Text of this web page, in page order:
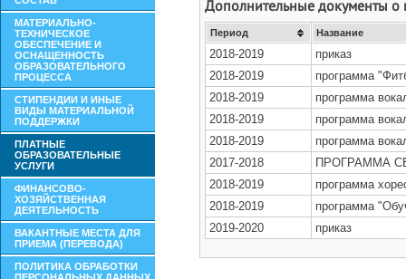
МАТЕРИАЛЬНО-
ТЕХНИЧЕСКОЕ
ОБЕСПЕЧЕНИЕ И
ОСНАЩЕННОСТЬ
ОБРАЗОВАТЕЛЬНОГО
ПРОЦЕССА
СТИПЕНДИИ И ИНЫЕ
ВИДЫ МАТЕРИАЛЬНОЙ
ПОДДЕРЖКИ
ПЛАТНЫЕ
ОБРАЗОВАТЕЛЬНЫЕ
УСЛУГИ
ФИНАНСОВО-
ХОЗЯЙСТВЕННАЯ
ДЕЯТЕЛЬНОСТЬ
ВАКАНТНЫЕ МЕСТА ДЛЯ
ПРИЕМА (ПЕРЕВОДА)
ПОЛИТИКА ОБРАБОТКИ